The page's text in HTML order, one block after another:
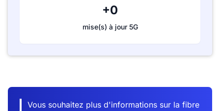
+0
mise(s) à jour 5G
Vous souhaitez plus d'informations sur la fibre